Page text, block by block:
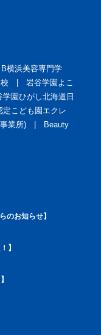
横浜美容専門学
岩谷学園よこ
学園ひがし北海道日
定こども園エクレ
業所)|
Beauty
のお知らせ】
】